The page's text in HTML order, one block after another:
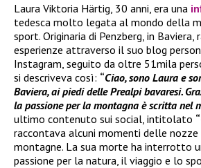
Laura Viktoria Härtig, 30 anni, era una
tedesca molto legata al mondo della
sport. Originaria di Penzberg, in Baviera,
esperienze attraverso il suo blog
Instagram, seguito da oltre 51mila
si descriveva così: “Ciao, sono Laura e
Baviera, ai piedi delle Prealpi bavaresi.
la passione per la montagna è scritta nel
ultimo contenuto sui social, intitolato “
raccontava alcuni momenti delle
montagne. La sua morte ha interrotto
passione per la natura, il viaggio e lo